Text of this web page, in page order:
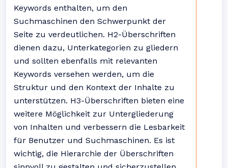
Keywords enthalten, um den
Suchmaschinen den Schwerpunkt der
Seite zu verdeutlichen. H2-Überschriften
dienen dazu, Unterkategorien zu gliedern
und sollten ebenfalls mit relevanten
Keywords versehen werden, um die
Struktur und den Kontext der Inhalte zu
unterstützen. H3-Überschriften bieten eine
weitere Möglichkeit zur Untergliederung
von Inhalten und verbessern die Lesbarkeit
für Benutzer und Suchmaschinen. Es ist
wichtig, die Hierarchie der Überschriften